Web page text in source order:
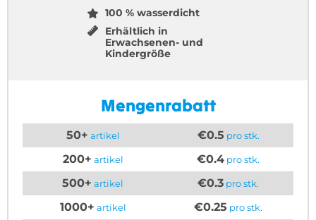
100 % wasserdicht
Erhältlich in
Erwachsenen- und
Kindergröße
Mengenrabatt
50+ artikel €0.5 pro stk.
200+ artikel €0.4 pro stk.
500+ artikel €0.3 pro stk.
1000+ artikel €0.25 pro stk.